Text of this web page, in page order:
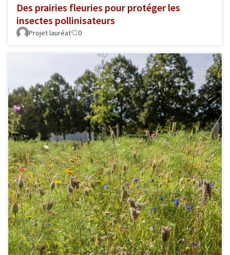
Des prairies fleuries pour protéger les
insectes pollinisateurs
Projet lauréat 0